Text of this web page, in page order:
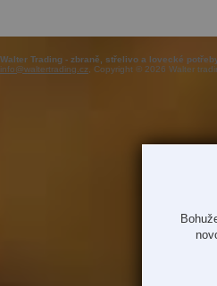
Walter Trading - zbraně, střelivo a lovecké
info@waltertrading.cz, Copyright © 2026 Walter